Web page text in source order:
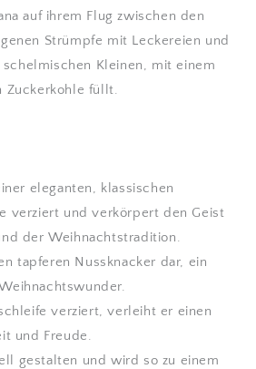
auf ihrem Flug zwischen den
Strümpfe mit Leckereien und
Kleinen, mit einem
Zuckerkohle füllt.
eleganten, klassischen
verziert und verkörpert den Geist
der Weihnachtstradition.
tapferen Nussknacker dar, ein
verziert, verleiht er einen
und Freude.
gestalten und wird so zu einem